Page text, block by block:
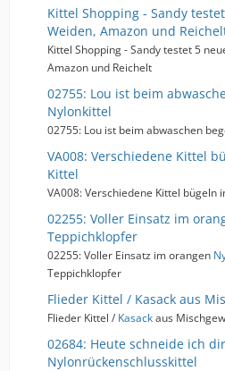
Kittel Shopping - Sandy
Weiden, Amazon und
Kittel Shopping - Sandy testet 5
Amazon und Reichelt
02755: Lou ist beim
Nylonkittel
02755: Lou ist beim abwaschen
VA008: Verschiedene Kittel
Kittel
VA008: Verschiedene Kittel bügeln
02255: Voller Einsatz im
Teppichklopfer
02255: Voller Einsatz im orangen
Teppichklopfer
Flieder Kittel / Kasack aus
Flieder Kittel / Kasackaus
02684: Heute schneide ich
Nylonrückenschlusskittel